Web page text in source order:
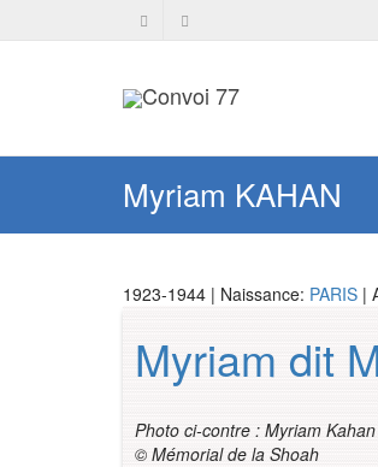
Myriam KAHAN
1923-1944 | Naissance: PARIS |
Myriam dit
Photo ci-contre : Myriam Kahan
© Mémorial de la Shoah